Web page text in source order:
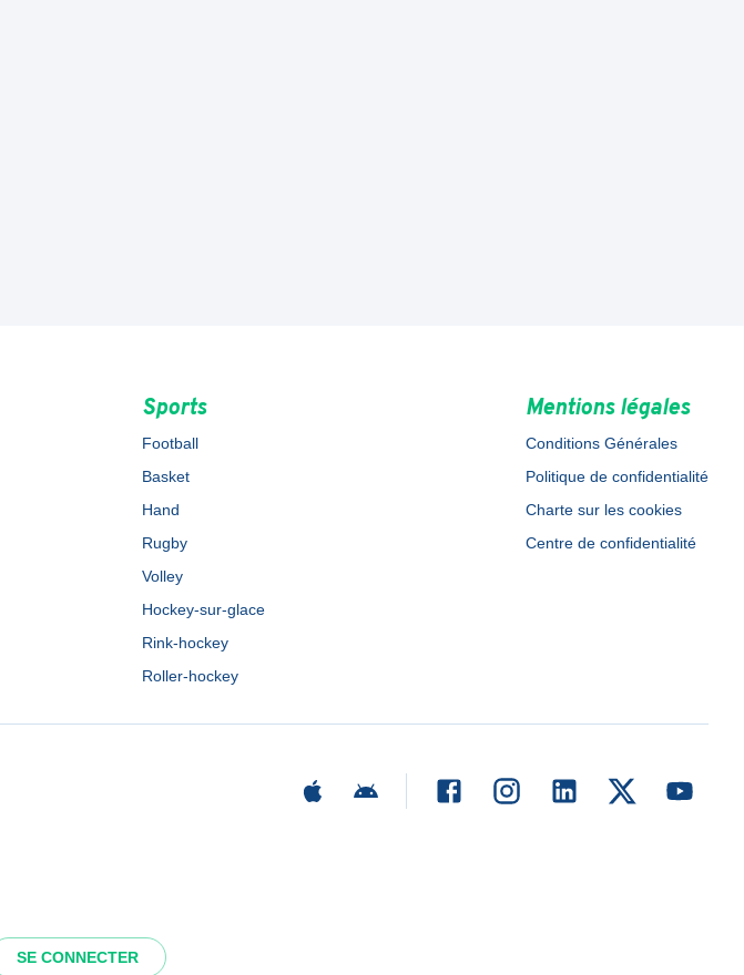
SE CONNECTER
Sports
Football
Basket
Hand
Rugby
Volley
Hockey-sur-glace
Rink-hockey
Roller-hockey
Mentions légales
Conditions Générales
Politique de confidentialité
Charte sur les cookies
Centre de confidentialité